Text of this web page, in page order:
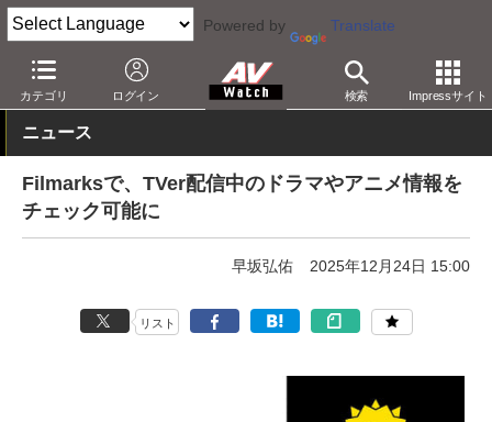
Powered by Translate
カテゴリ ログイン 検索 Impressサイト
AV Watch コンテンツ・サービス 映像配信 TVer
ニュース
Filmarksで、TVer配信中のドラマやアニメ情報を
チェック可能に
早坂弘佑 2025年12月24日 15:00
リスト